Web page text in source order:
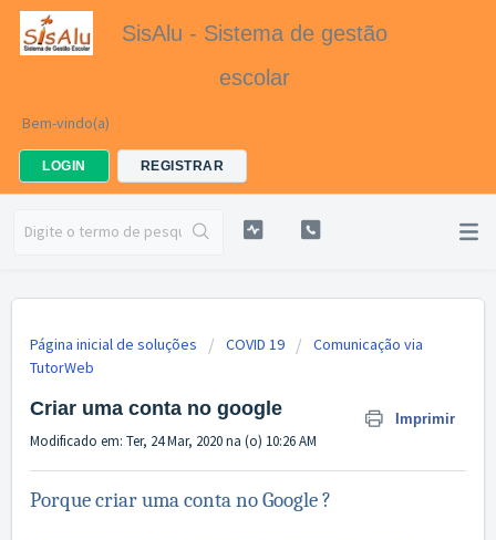
SisAlu - Sistema de gestão
escolar
Bem-vindo(a)
LOGIN REGISTRAR
Página inicial de soluções COVID 19
Comunicação via
TutorWeb
Criar uma conta no google Imprimir
Modificado em: Ter, 24 Mar, 2020 na (o) 10:26 AM
Porque criar uma conta no Google ?